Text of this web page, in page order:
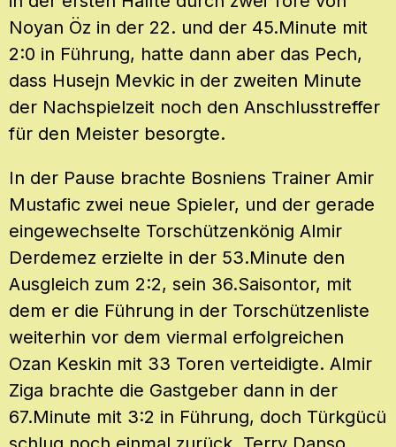
Noyan Öz in der 22. und der 45.Minute mit
2:0 in Führung, hatte dann aber das Pech,
dass Husejn Mevkic in der zweiten Minute
der Nachspielzeit noch den Anschlusstreffer
für den Meister besorgte.
In der Pause brachte Bosniens Trainer Amir
Mustafic zwei neue Spieler, und der gerade
eingewechselte Torschützenkönig Almir
Derdemez erzielte in der 53.Minute den
Ausgleich zum 2:2, sein 36.Saisontor, mit
dem er die Führung in der Torschützenliste
weiterhin vor dem viermal erfolgreichen
Ozan Keskin mit 33 Toren verteidigte. Almir
Ziga brachte die Gastgeber dann in der
67.Minute mit 3:2 in Führung, doch Türkgücü